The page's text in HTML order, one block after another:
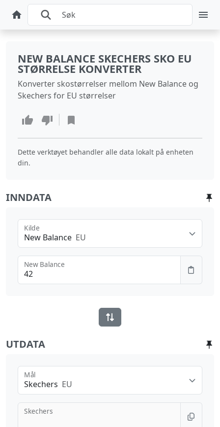
NEW BALANCE SKECHERS SKO EU
STØRRELSE KONVERTER
Konverter skostørrelser mellom New Balance og
Skechers for EU størrelser
Dette verktøyet behandler alle data lokalt på enheten
din.
INNDATA
New Balance EU
Kilde
New Balance
UTDATA
Skechers EU
Mål
Skechers